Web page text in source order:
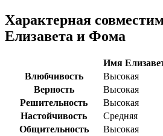
Характерная
Елизавета и Фома
Имя
Влюбчивость
Высокая
Верность
Высокая
Решительность
Высокая
Настойчивость
Средняя
Общительность
Высокая